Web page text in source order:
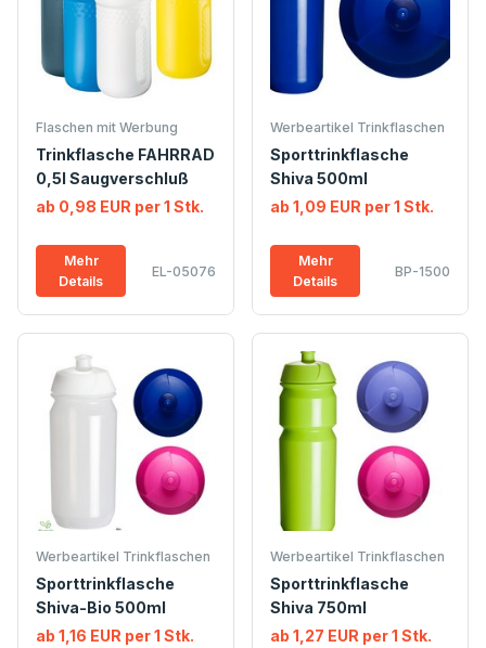
Flaschen mit Werbung
Trinkflasche FAHRRAD
0,5l Saugverschluß
ab 0,98 EUR per 1 Stk.
Mehr
Details
EL-05076
Werbeartikel Trinkflaschen
Sporttrinkflasche
Shiva 500ml
ab 1,09 EUR per 1 Stk.
Mehr
Details
BP-1500
Werbeartikel Trinkflaschen
Sporttrinkflasche
Shiva-Bio 500ml
ab 1,16 EUR per 1 Stk.
Werbeartikel Trinkflaschen
Sporttrinkflasche
Shiva 750ml
ab 1,27 EUR per 1 Stk.